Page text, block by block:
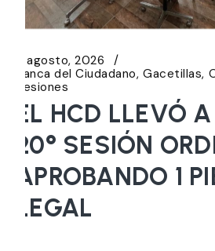
6 agosto, 2026
Banca del Ciudadano Gacetillas
Sesiones
EL HCD LLEVÓ
20° SESIÓN
APROBANDO 1
LEGAL